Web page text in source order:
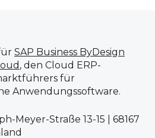
SAP Business ByDesign
, den Cloud ERP-
für
Anwendungssoftware.
Meyer-Straße 13-15 | 68167